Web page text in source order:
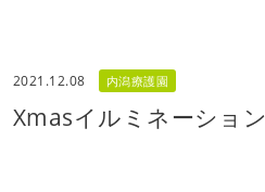
2021.12.08 内潟療護園
Xmasイルミネーション